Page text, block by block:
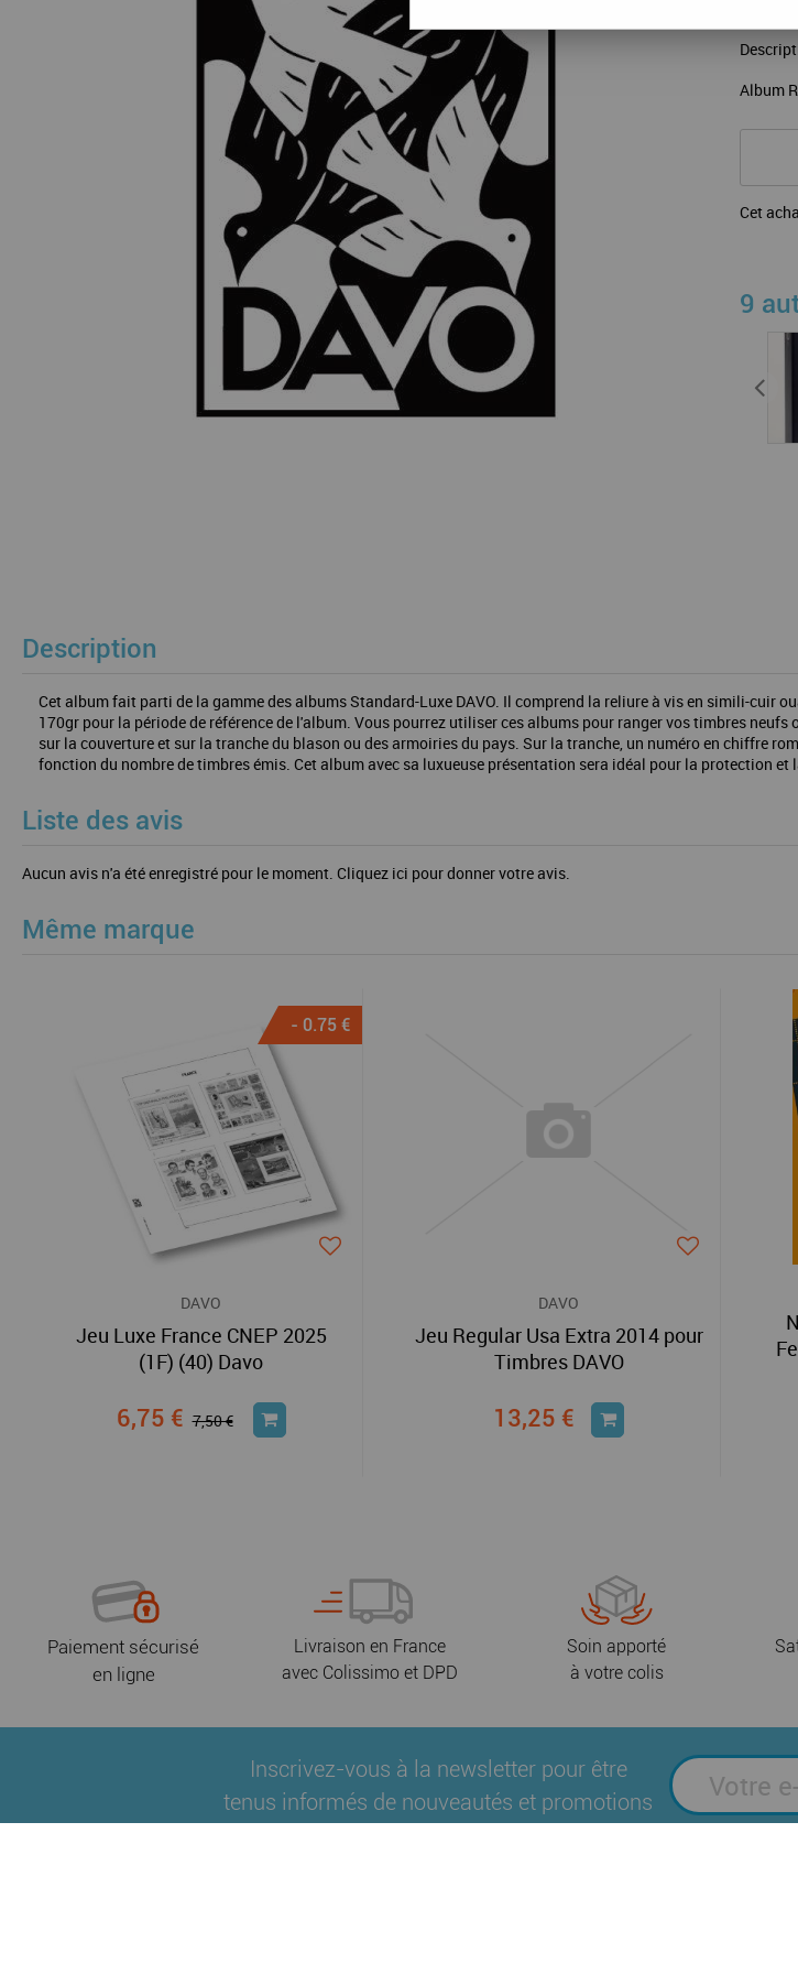
Album
Cet
9
Description
Cet album fait parti de la gamme des albums Standard-Luxe DAVO. Il comprend la reliure à vis en simili-cuir
170gr pour la période de référence de l'album. Vous pourrez utiliser ces albums pour ranger vos timbres
sur la couverture et sur la tranche du blason ou des armoiries du pays. Sur la tranche, un numéro en chiffre
fonction du nombre de timbres émis. Cet album avec sa luxueuse présentation sera idéal pour la protection
Liste des avis
Aucun avis n'a été enregistré pour le moment. Cliquez ici pour donner votre avis.
Même marque
- 0.75 €
DAVO
Jeu Luxe France CNEP 2025
(1F) (40) Davo
6,75 € 7,50 €
DAVO
Jeu Regular Usa Extra 2014 pour
Timbres DAVO
13,25 €
Paiement sécurisé
en ligne
Livraison en France
avec Colissimo et DPD
Soin apporté
à votre colis
Inscrivez-vous à la newsletter pour être
tenus informés de nouveautés et promotions